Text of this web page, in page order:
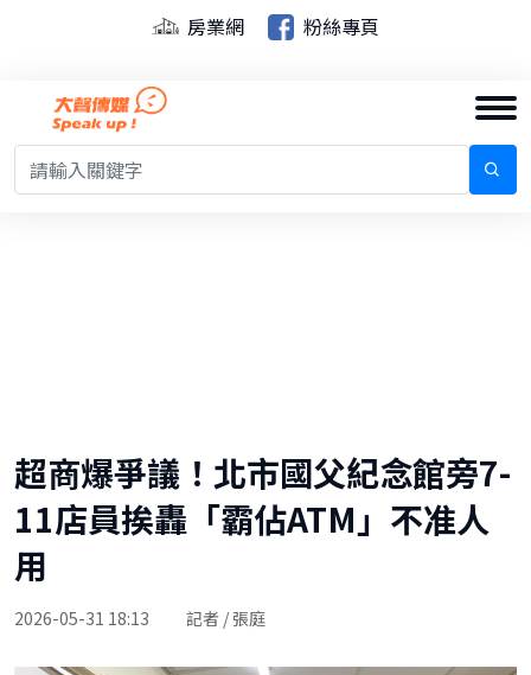
房業網 粉絲專頁
超商爆爭議！北市國父紀念館旁7-
11店員挨轟「霸佔ATM」不准人
用
2026-05-31 18:13 記者 / 張庭